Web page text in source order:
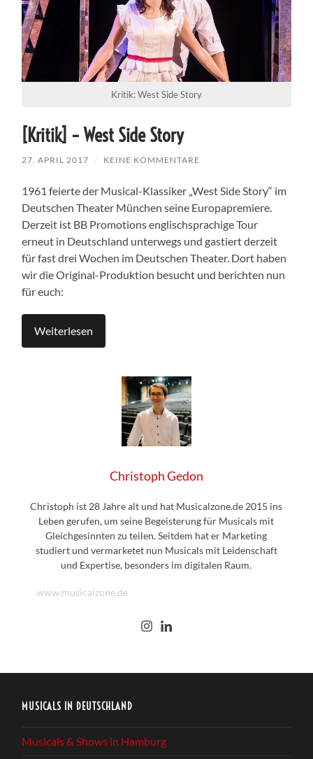
Kritik: West Side Story
[Kritik] – West Side Story
27. APRIL 2017 / KEINE KOMMENTARE
1961 feierte der Musical-Klassiker „West Side Story“ im
Deutschen Theater München seine Europapremiere.
Derzeit ist BB Promotions englischsprachige Tour
erneut in Deutschland unterwegs und gastiert derzeit
für fast drei Wochen im Deutschen Theater. Dort haben
wir die Original-Produktion besucht und berichten nun
für euch:
Weiterlesen
Christoph Gedon
Christoph ist 28 Jahre alt und hat Musicalzone.de 2015 ins
Leben gerufen, um seine Begeisterung für Musicals mit
Gleichgesinnten zu teilen. Seitdem hat er Marketing
studiert und vermarketet nun Musicals mit Leidenschaft
und Expertise, besonders im digitalen Raum.
www.musicalzone.de
MUSICALS IN DEUTSCHLAND
Musicals & Shows in Hamburg